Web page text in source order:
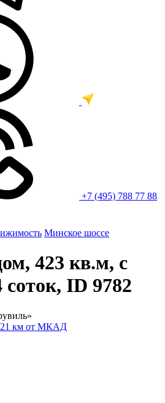
+7 (495) 788 77 88
Минское шоссе
423 кв.м, с
соток, ID 9782
21 км от МКАД